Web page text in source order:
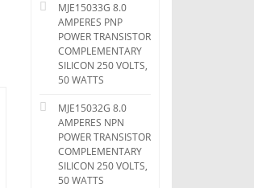
MJE15033G 8.0
AMPERES PNP
POWER TRANSISTOR
COMPLEMENTARY
SILICON 250 VOLTS,
50 WATTS
MJE15032G 8.0
AMPERES NPN
POWER TRANSISTOR
COMPLEMENTARY
SILICON 250 VOLTS,
50 WATTS